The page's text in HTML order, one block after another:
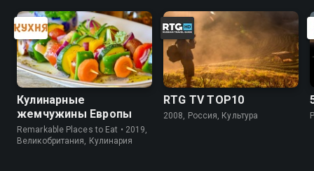
Кулинарные
жемчужины Европы
Remarkable Places to Eat • 2019,
Великобритания, Кулинария
RTG TV TOP10
2008, Россия, Культура